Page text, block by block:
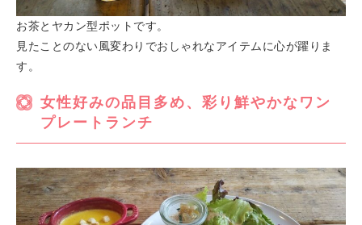
お茶とヤカン型ポットです。
見たことのない風変わりでおしゃれなアイテムに心が躍りま
す。
女性好みの品目多め、彩り鮮やかなワン
プレートランチ